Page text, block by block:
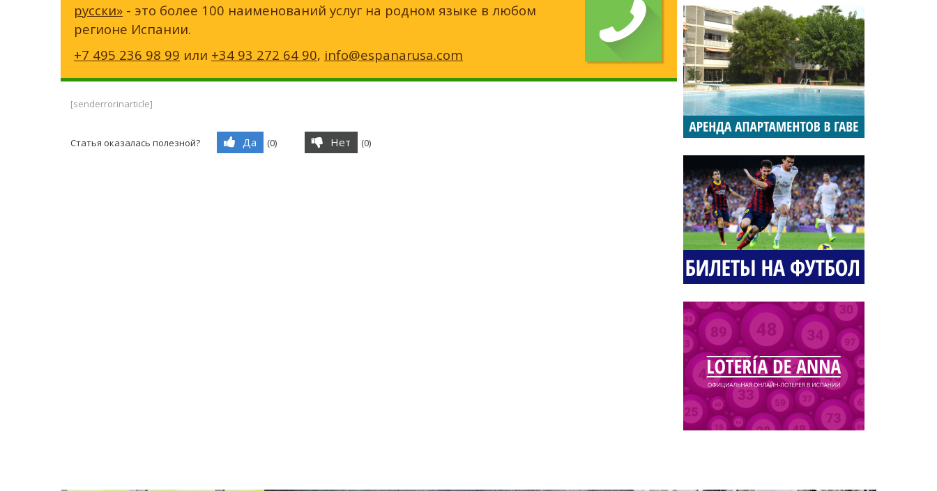
русски» - это более 100 наименований услуг на родном языке в любом
регионе Испании.
+7 495 236 98 99 или +34 93 272 64 90, info@espanarusa.com
[senderrorinarticle]
Статья оказалась полезной? Да (0) Нет (0)